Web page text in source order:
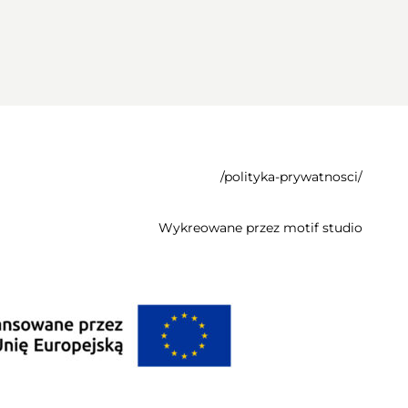
/polityka-prywatnosci/
Wykreowane przez motif studio